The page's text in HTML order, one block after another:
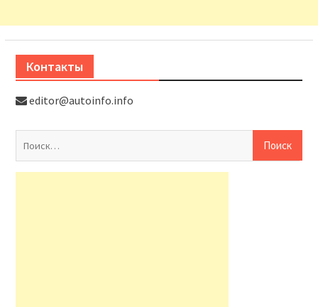
Контакты
editor@autoinfo.info